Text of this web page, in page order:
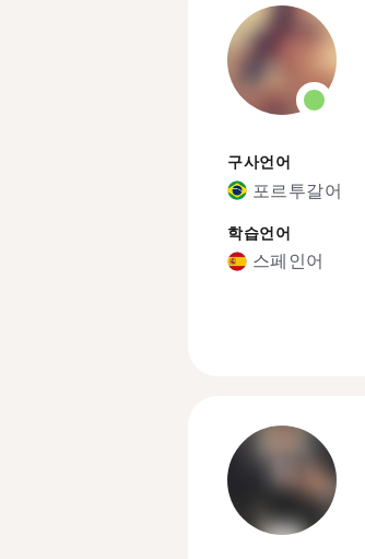
구사언어
포르투갈어
학습언어
스페인어